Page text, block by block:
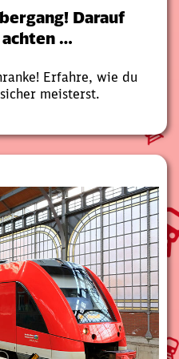
Darauf
…
Erfahre, wie du
meisterst.